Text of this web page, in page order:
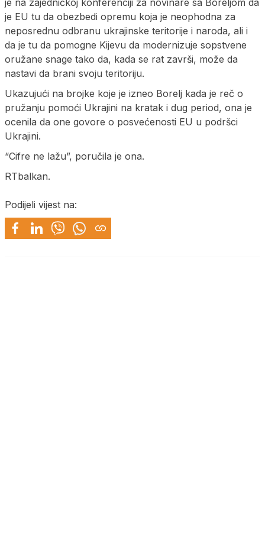
je EU tu da obezbedi opremu koja je neophodna za
neposrednu odbranu ukrajinske teritorije i naroda, ali i
da je tu da pomogne Kijevu da modernizuje sopstvene
oružane snage tako da, kada se rat završi, može da
nastavi da brani svoju teritoriju.
Ukazujući na brojke koje je izneo Borelj kada je reč o
pružanju pomoći Ukrajini na kratak i dug period, ona je
ocenila da one govore o posvećenosti EU u podršci
Ukrajini.
“Cifre ne lažu”, poručila je ona.
RTbalkan.
Podijeli vijest na: